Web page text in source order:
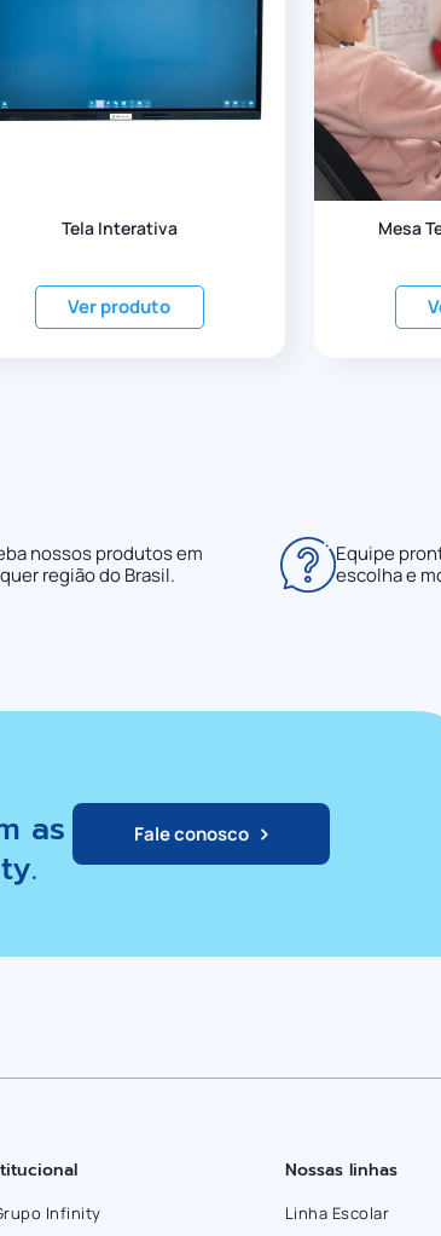
Tela Interativa
Ver produto
Mesa
nossos produtos em
região do Brasil.
Equipe
escolha e
as
Fale conosco
Infinity
Nossas linhas
Linha Escolar